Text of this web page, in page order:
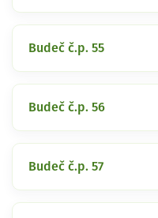
Budeč č.p. 55
Budeč č.p. 56
Budeč č.p. 57